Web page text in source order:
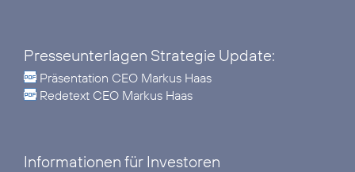
Presseunterlagen Strategie Update:
Präsentation CEO Markus Haas
Redetext CEO Markus Haas
Informationen für Investoren